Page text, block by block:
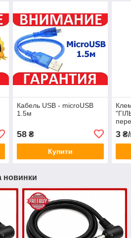
Кабель USB - microUSB
1.5м
58₴
Купити
3
новинки